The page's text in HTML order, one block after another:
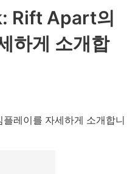
Rift Apart의
하게 소개합